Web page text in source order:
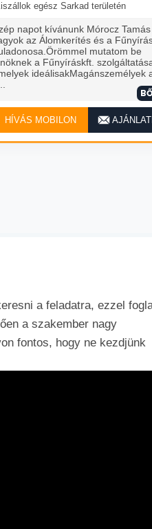
egész Sarkad területén
napot kívánunk Mórocz Tamás
az Álomkerítés és a
mutatom be
a Fűnyíráskft.
ideálisakMagánszemélyek
HÍVÁS MOBILON
a feladatra, ezzel
a szakember nagy
fontos, hogy ne kezdjünk